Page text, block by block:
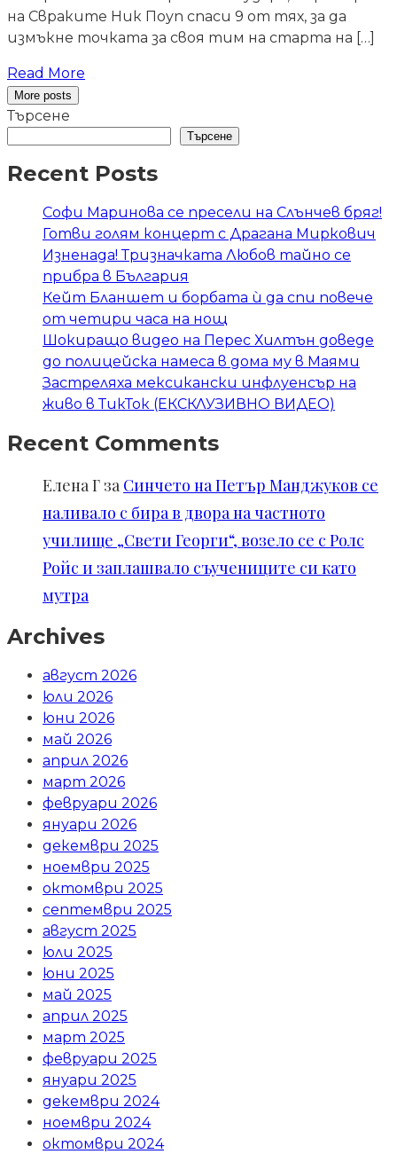
на Свраките Ник Поуп спаси 9 от тях, за да
измъкне точката за своя тим на старта на […]
Read More
More posts
Търсене
Търсене
Recent Posts
Софи Маринова се пресели на Слънчев бряг!
Готви голям концерт с Драгана Миркович
Изненада! Тризначката Любов тайно се
прибра в България
Кейт Бланшет и борбата ѝ да спи повече
от четири часа на нощ
Шокиращо видео на Перес Хилтън доведе
до полицейска намеса в дома му в Маями
Застреляха мексикански инфлуенсър на
живо в ТикТок (ЕКСКЛУЗИВНО ВИДЕО)
Recent Comments
Елена Г за Синчето на Петър Манджуков се
наливало с бира в двора на частното
училище „Свети Георги“, возело се с Ролс
Ройс и заплашвало съучениците си като
мутра
Archives
август 2026
юли 2026
юни 2026
май 2026
април 2026
март 2026
февруари 2026
януари 2026
декември 2025
ноември 2025
октомври 2025
септември 2025
август 2025
юли 2025
юни 2025
май 2025
април 2025
март 2025
февруари 2025
януари 2025
декември 2024
ноември 2024
октомври 2024